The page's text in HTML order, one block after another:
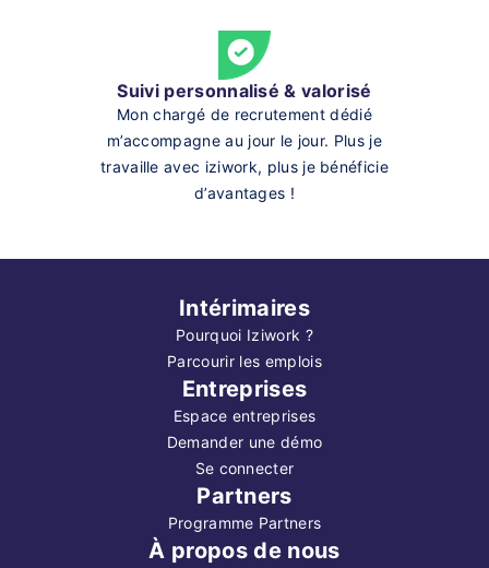
Suivi personnalisé & valorisé
Mon chargé de recrutement dédié
m’accompagne au jour le jour. Plus je
travaille avec iziwork, plus je bénéficie
d’avantages !
Intérimaires
Pourquoi Iziwork ?
Parcourir les emplois
Entreprises
Espace entreprises
Demander une démo
Se connecter
Partners
Programme Partners
À propos de nous